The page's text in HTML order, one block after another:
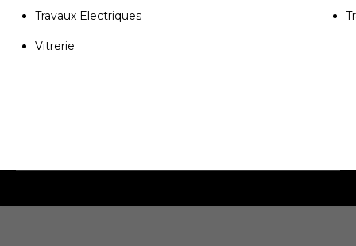
Travaux Electriques
Vitrerie